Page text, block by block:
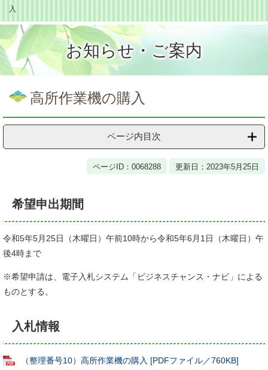
入
お知らせ・ご案内
文
高所作業機の購入
ページ内目次
ページID：0068288 更新日：2023年5月25日
希望申出期間
令和5年5月25日（木曜日）午前10時から令和5年6月1日（木曜日）午
後4時まで
※希望申請は、電子入札システム「ビジネスチャンス・ナビ」による
ものとする。
入札情報
（整理番号10）高所作業機の購入 [PDFファイル／760KB]